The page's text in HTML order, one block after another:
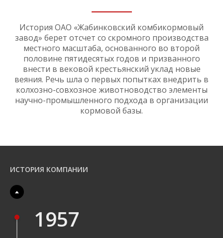
История ОАО «Жабинковский комбикормовый
завод» берет отсчет со скромного производства
местного масштаба, основанного во второй
половине пятидесятых годов и призванного
внести в вековой крестьянский уклад новые
веяния. Речь шла о первых попытках внедрить в
колхозно-совхозное животноводство элементы
научно-промышленного подхода в организации
кормовой базы.
ИСТОРИЯ КОМПАНИИ
1957